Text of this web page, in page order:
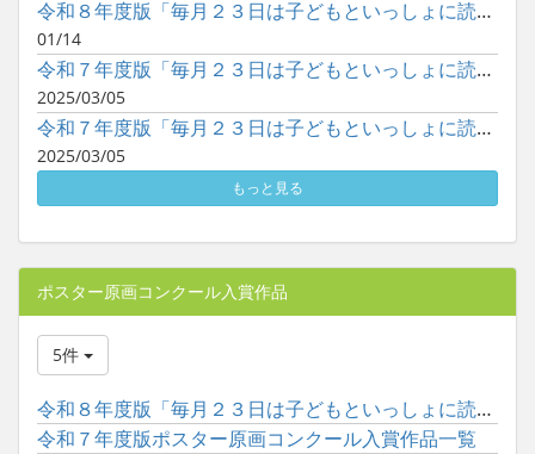
令和８年度版「毎月２３日は子どもといっしょに読書の日」ポスタ...
01/14
令和７年度版「毎月２３日は子どもといっしょに読書の日」ポスタ...
2025/03/05
令和７年度版「毎月２３日は子どもといっしょに読書の日」ポスタ...
2025/03/05
もっと見る
ポスター原画コンクール入賞作品
5件
令和８年度版「毎月２３日は子どもといっしょに読書の日」ポスタ...
令和７年度版ポスター原画コンクール入賞作品一覧